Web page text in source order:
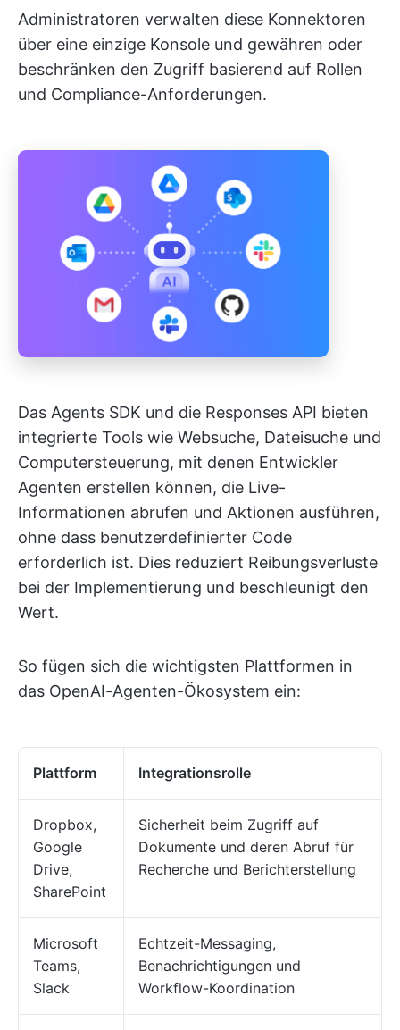
Administratoren verwalten diese Konnektoren
über eine einzige Konsole und gewähren oder
beschränken den Zugriff basierend auf Rollen
und Compliance-Anforderungen.
Das Agents SDK und die Responses API bieten
integrierte Tools wie Websuche, Dateisuche und
Computersteuerung, mit denen Entwickler
Agenten erstellen können, die Live-
Informationen abrufen und Aktionen ausführen,
ohne dass benutzerdefinierter Code
erforderlich ist. Dies reduziert Reibungsverluste
bei der Implementierung und beschleunigt den
Wert.
So fügen sich die wichtigsten Plattformen in
das OpenAI-Agenten-Ökosystem ein:
Plattform Integrationsrolle
Dropbox,
Google
Drive,
SharePoint
Sicherheit beim Zugriff auf
Dokumente und deren Abruf für
Recherche und Berichterstellung
Microsoft
Teams,
Slack
Echtzeit-Messaging,
Benachrichtigungen und
Workflow-Koordination